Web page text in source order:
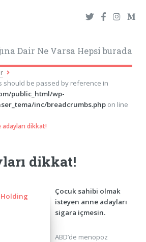
Dair Ne Varsa Hepsi burada
should be passed by reference in
public_html/wp-
inc/breadcrumbs.phpon line
adayları dikkat!
dikkat!
Çocuk sahibi olmak
isteyen anne adayları
sigara içmesin.
ABD’de menopoz